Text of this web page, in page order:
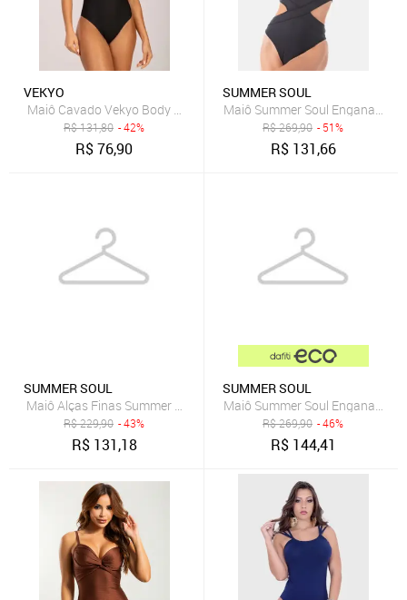
VEKYO
Maiô Cavado Vekyo Body Costa Nua Canelado Moda Praia Verão
R$131,80 - 42%
R$76,90
SUMMER SOUL
Maiô Summer Soul Engana
R$269,90 - 51%
R$ 131,66
SUMMER SOUL
Maiô Alças Finas Summer Soul Com Bojo Folhagem Verde
R$229,90 - 43%
R$ 131,18
SUMMER SOUL
Maiô Summer Soul Engana
R$269,90 - 46%
R$ 144,41